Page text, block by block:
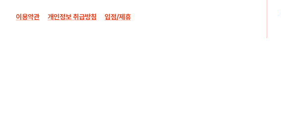
이용약관 개인정보 취급방침 입점/제휴